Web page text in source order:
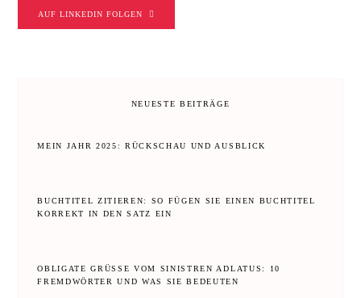
AUF LINKEDIN FOLGEN
NEUESTE BEITRÄGE
MEIN JAHR 2025: RÜCKSCHAU UND AUSBLICK
BUCHTITEL ZITIEREN: SO FÜGEN SIE EINEN BUCHTITEL
KORREKT IN DEN SATZ EIN
OBLIGATE GRÜSSE VOM SINISTREN ADLATUS: 10 F
REMDWÖRTER UND WAS SIE BEDEUTEN